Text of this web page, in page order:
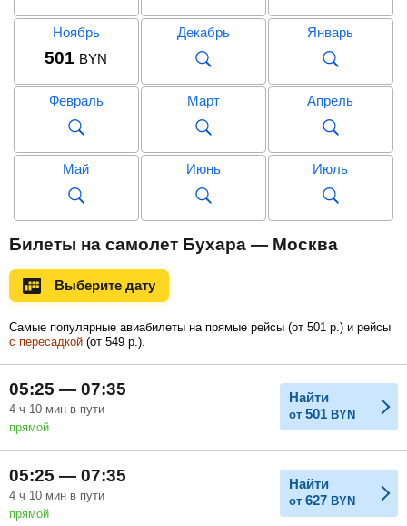
Ноябрь
501 BYN
Декабрь Январь
Февраль Март Апрель
Май Июнь Июль
Сентябрь
Ноябрь
983 BYN
Билеты на самолет Бухара — Москва
Выберите дату
Самые популярные авиабилеты на прямые рейсы (от 501 р. ) и рейсы
с пересадкой (от 549 р. ).
05:25 — 07:35
4 ч 10 мин в пути
прямой
Найти
от 501 BYN
05:25 — 07:35
4 ч 10 мин в пути
прямой
Найти
от 627 BYN